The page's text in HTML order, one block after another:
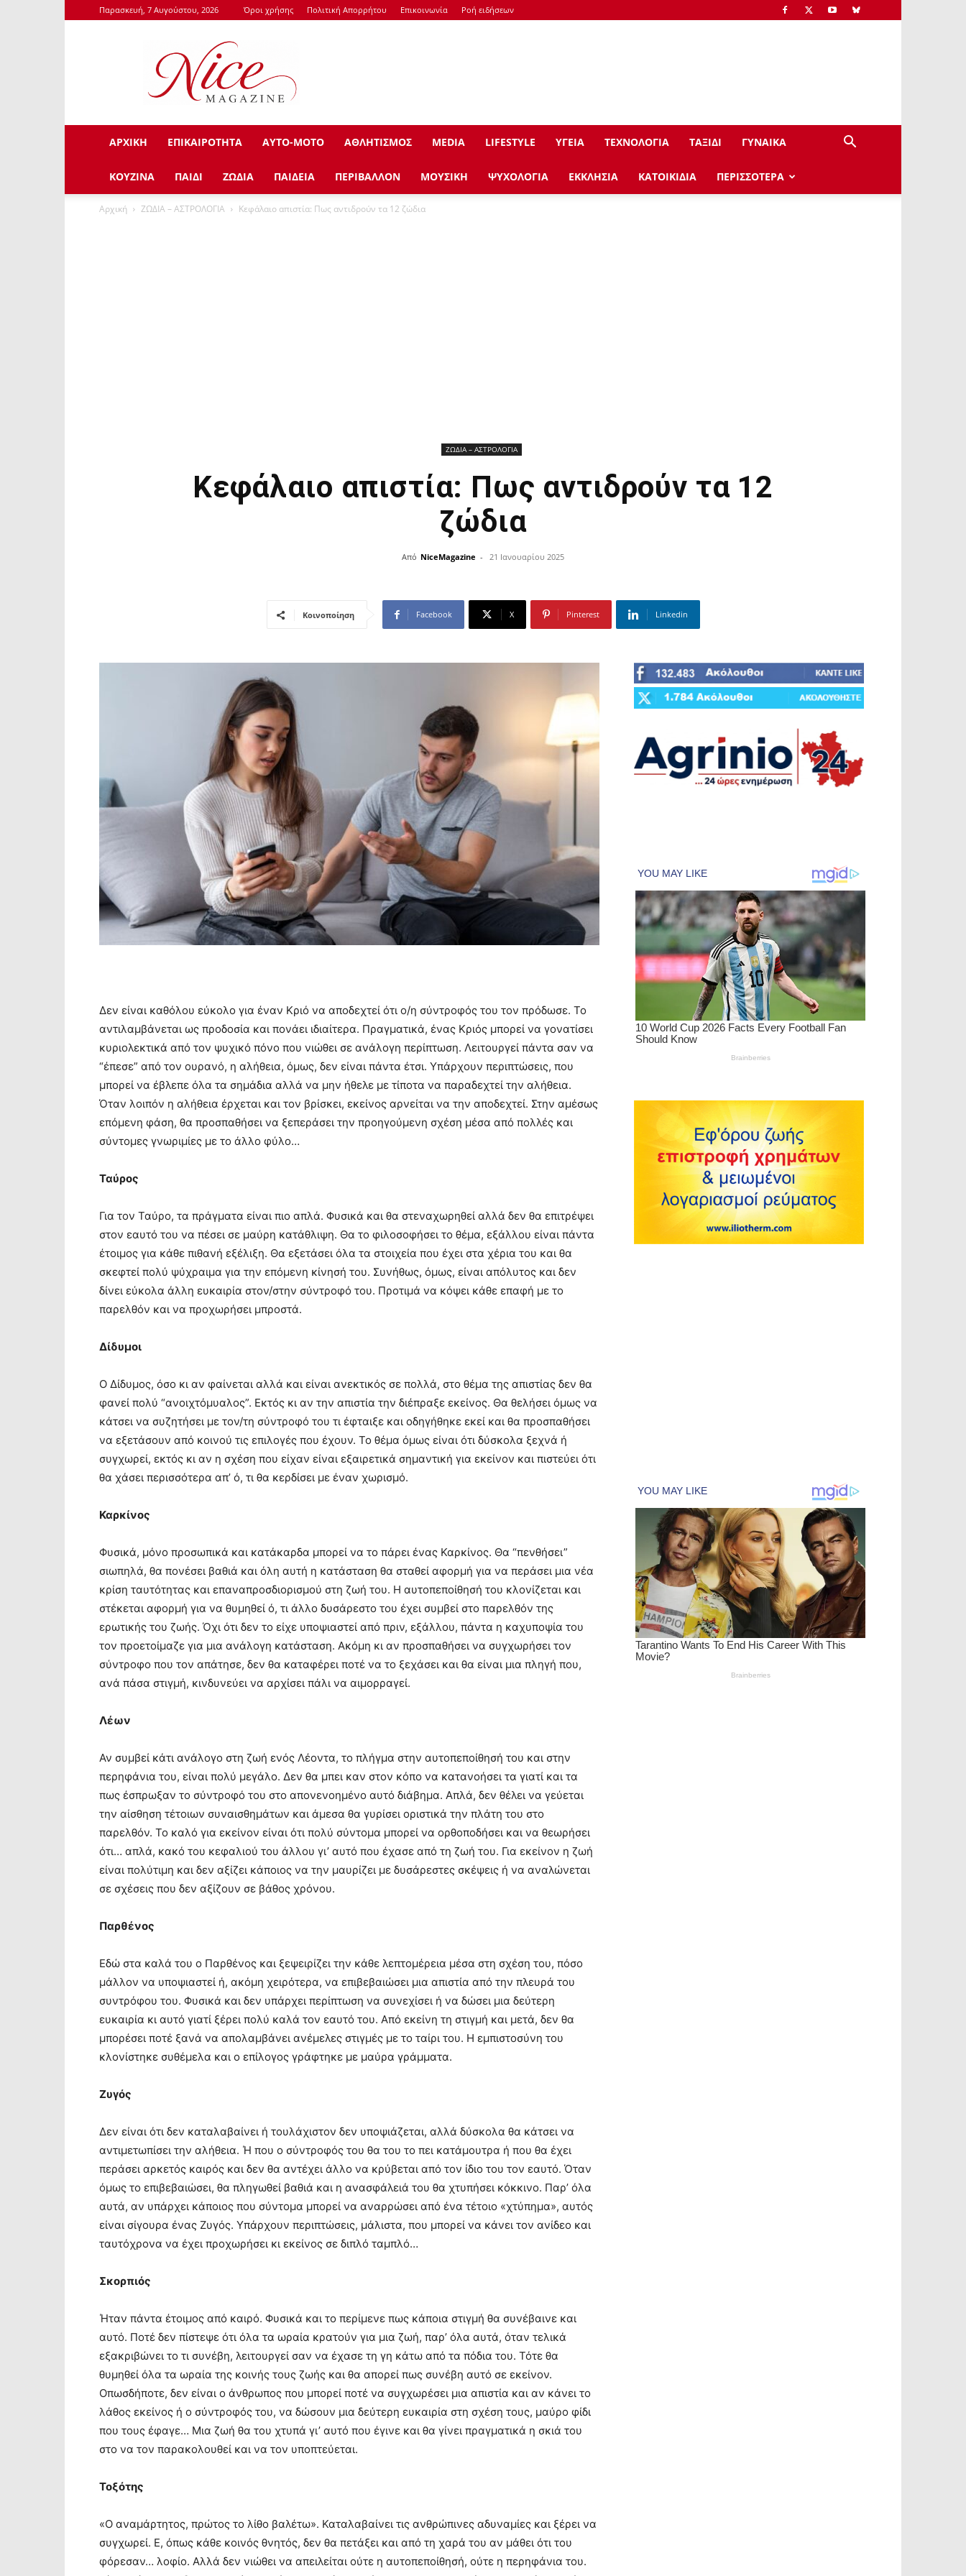
Παρασκευή, 7 Αυγούστου, 2026 Όροι χρήσης Πολιτική Απορρήτου Επικοινωνία Ροή ειδήσεων
NiceMagazine.Gr
ΑΡΧΙΚΗ ΕΠΙΚΑΙΡΟΤΗΤΑ ΑΥΤΟ-ΜΟΤΟ ΑΘΛΗΤΙΣΜΟΣ ΜEDIA LIFESTYLE ΥΓΕΙΑ ΤΕΧΝΟΛΟΓΙΑ ΤΑΞΙΔΙ ΓΥΝΑΙΚΑ
ΚΟΥΖΙΝΑ ΠΑΙΔΙ ΖΩΔΙΑ ΠΑΙΔΕΙΑ ΠΕΡΙΒΑΛΛΟΝ ΜΟΥΣΙΚΗ ΨΥΧΟΛΟΓΙΑ ΕΚΚΛΗΣΙΑ ΚΑΤΟΙΚΙΔΙΑ ΠΕΡΙΣΣΟΤΕΡΑ
Αρχική ΖΩΔΙΑ – ΑΣΤΡΟΛΟΓΙΑ Κεφάλαιο απιστία: Πως αντιδρούν τα 12 ζώδια
ΖΩΔΙΑ – ΑΣΤΡΟΛΟΓΙΑ
Κεφάλαιο απιστία: Πως αντιδρούν τα 12
ζώδια
Από NiceMagazine - 21 Ιανουαρίου 2025
Κοινοποίηση Facebook X Pinterest Linkedin
Δεν είναι καθόλου εύκολο για έναν Κριό να αποδεχτεί ότι ο/η σύντροφός του τον πρόδωσε. Το
αντιλαμβάνεται ως προδοσία και πονάει ιδιαίτερα. Πραγματικά, ένας Κριός μπορεί να γονατίσει
κυριολεκτικά από τον ψυχικό πόνο που νιώθει σε ανάλογη περίπτωση. Λειτουργεί πάντα σαν να
“έπεσε” από τον ουρανό, η αλήθεια, όμως, δεν είναι πάντα έτσι. Υπάρχουν περιπτώσεις, που
μπορεί να έβλεπε όλα τα σημάδια αλλά να μην ήθελε με τίποτα να παραδεχτεί την αλήθεια.
Όταν λοιπόν η αλήθεια έρχεται και τον βρίσκει, εκείνος αρνείται να την αποδεχτεί. Στην αμέσως
επόμενη φάση, θα προσπαθήσει να ξεπεράσει την προηγούμενη σχέση μέσα από πολλές και
σύντομες γνωριμίες με το άλλο φύλο…
Ταύρος
Για τον Ταύρο, τα πράγματα είναι πιο απλά. Φυσικά και θα στεναχωρηθεί αλλά δεν θα επιτρέψει
στον εαυτό του να πέσει σε μαύρη κατάθλιψη. Θα το φιλοσοφήσει το θέμα, εξάλλου είναι πάντα
έτοιμος για κάθε πιθανή εξέλιξη. Θα εξετάσει όλα τα στοιχεία που έχει στα χέρια του και θα
σκεφτεί πολύ ψύχραιμα για την επόμενη κίνησή του. Συνήθως, όμως, είναι απόλυτος και δεν
δίνει εύκολα άλλη ευκαιρία στον/στην σύντροφό του. Προτιμά να κόψει κάθε επαφή με το
παρελθόν και να προχωρήσει μπροστά.
Δίδυμοι
Ο Δίδυμος, όσο κι αν φαίνεται αλλά και είναι ανεκτικός σε πολλά, στο θέμα της απιστίας δεν θα
φανεί πολύ “ανοιχτόμυαλος”. Εκτός κι αν την απιστία την διέπραξε εκείνος. Θα θελήσει όμως να
κάτσει να συζητήσει με τον/τη σύντροφό του τι έφταιξε και οδηγήθηκε εκεί και θα προσπαθήσει
να εξετάσουν από κοινού τις επιλογές που έχουν. Το θέμα όμως είναι ότι δύσκολα ξεχνά ή
συγχωρεί, εκτός κι αν η σχέση που είχαν είναι εξαιρετικά σημαντική για εκείνον και πιστεύει ότι
θα χάσει περισσότερα απ’ ό, τι θα κερδίσει με έναν χωρισμό.
Καρκίνος
Φυσικά, μόνο προσωπικά και κατάκαρδα μπορεί να το πάρει ένας Καρκίνος. Θα “πενθήσει”
σιωπηλά, θα πονέσει βαθιά και όλη αυτή η κατάσταση θα σταθεί αφορμή για να περάσει μια νέα
κρίση ταυτότητας και επαναπροσδιορισμού στη ζωή του. Η αυτοπεποίθησή του κλονίζεται και
στέκεται αφορμή για να θυμηθεί ό, τι άλλο δυσάρεστο του έχει συμβεί στο παρελθόν της
ερωτικής του ζωής. Όχι ότι δεν το είχε υποψιαστεί από πριν, εξάλλου, πάντα η καχυποψία του
τον προετοίμαζε για μια ανάλογη κατάσταση. Ακόμη κι αν προσπαθήσει να συγχωρήσει τον
σύντροφο που τον απάτησε, δεν θα καταφέρει ποτέ να το ξεχάσει και θα είναι μια πληγή που,
ανά πάσα στιγμή, κινδυνεύει να αρχίσει πάλι να αιμορραγεί.
Λέων
Αν συμβεί κάτι ανάλογο στη ζωή ενός Λέοντα, το πλήγμα στην αυτοπεποίθησή του και στην
περηφάνια του, είναι πολύ μεγάλο. Δεν θα μπει καν στον κόπο να κατανοήσει τα γιατί και τα
πως έσπρωξαν το σύντροφό του στο απονενοημένο αυτό διάβημα. Απλά, δεν θέλει να γεύεται
την αίσθηση τέτοιων συναισθημάτων και άμεσα θα γυρίσει οριστικά την πλάτη του στο
παρελθόν. Το καλό για εκείνον είναι ότι πολύ σύντομα μπορεί να ορθοποδήσει και να θεωρήσει
ότι… απλά, κακό του κεφαλιού του άλλου γι’ αυτό που έχασε από τη ζωή του. Για εκείνον η ζωή
είναι πολύτιμη και δεν αξίζει κάποιος να την μαυρίζει με δυσάρεστες σκέψεις ή να αναλώνεται
σε σχέσεις που δεν αξίζουν σε βάθος χρόνου.
Παρθένος
Εδώ στα καλά του ο Παρθένος και ξεψειρίζει την κάθε λεπτομέρεια μέσα στη σχέση του, πόσο
μάλλον να υποψιαστεί ή, ακόμη χειρότερα, να επιβεβαιώσει μια απιστία από την πλευρά του
συντρόφου του. Φυσικά και δεν υπάρχει περίπτωση να συνεχίσει ή να δώσει μια δεύτερη
ευκαιρία κι αυτό γιατί ξέρει πολύ καλά τον εαυτό του. Από εκείνη τη στιγμή και μετά, δεν θα
μπορέσει ποτέ ξανά να απολαμβάνει ανέμελες στιγμές με το ταίρι του. Η εμπιστοσύνη του
κλονίστηκε συθέμελα και ο επίλογος γράφτηκε με μαύρα γράμματα.
Ζυγός
Δεν είναι ότι δεν καταλαβαίνει ή τουλάχιστον δεν υποψιάζεται, αλλά δύσκολα θα κάτσει να
αντιμετωπίσει την αλήθεια. Ή που ο σύντροφός του θα του το πει κατάμουτρα ή που θα έχει
περάσει αρκετός καιρός και δεν θα αντέχει άλλο να κρύβεται από τον ίδιο του τον εαυτό. Όταν
όμως το επιβεβαιώσει, θα πληγωθεί βαθιά και η ανασφάλειά του θα χτυπήσει κόκκινο. Παρ’ όλα
αυτά, αν υπάρχει κάποιος που σύντομα μπορεί να αναρρώσει από ένα τέτοιο «χτύπημα», αυτός
είναι σίγουρα ένας Ζυγός. Υπάρχουν περιπτώσεις, μάλιστα, που μπορεί να κάνει τον ανίδεο και
ταυτόχρονα να έχει προχωρήσει κι εκείνος σε διπλό ταμπλό…
Σκορπιός
Ήταν πάντα έτοιμος από καιρό. Φυσικά και το περίμενε πως κάποια στιγμή θα συνέβαινε και
αυτό. Ποτέ δεν πίστεψε ότι όλα τα ωραία κρατούν για μια ζωή, παρ’ όλα αυτά, όταν τελικά
εξακριβώνει το τι συνέβη, λειτουργεί σαν να έχασε τη γη κάτω από τα πόδια του. Τότε θα
θυμηθεί όλα τα ωραία της κοινής τους ζωής και θα απορεί πως συνέβη αυτό σε εκείνον.
Οπωσδήποτε, δεν είναι ο άνθρωπος που μπορεί ποτέ να συγχωρέσει μια απιστία και αν κάνει το
λάθος εκείνος ή ο σύντροφός του, να δώσουν μια δεύτερη ευκαιρία στη σχέση τους, μαύρο φίδι
που τους έφαγε… Μια ζωή θα του χτυπά γι’ αυτό που έγινε και θα γίνει πραγματικά η σκιά του
στο να τον παρακολουθεί και να τον υποπτεύεται.
Τοξότης
«Ο αναμάρτητος, πρώτος το λίθο βαλέτω». Καταλαβαίνει τις ανθρώπινες αδυναμίες και ξέρει να
συγχωρεί. Ε, όπως κάθε κοινός θνητός, δεν θα πετάξει και από τη χαρά του αν μάθει ότι του
φόρεσαν… λοφίο. Αλλά δεν νιώθει να απειλείται ούτε η αυτοπεποίθησή, ούτε η περηφάνια του.